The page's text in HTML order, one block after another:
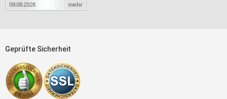
Geprüfte Sicherheit